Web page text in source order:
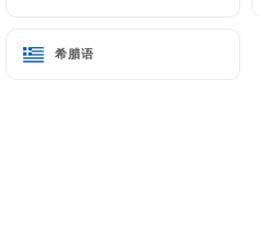
希腊语
Tandoori Grill
希腊语